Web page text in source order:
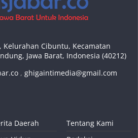
Kelurahan Cibuntu, Kecamatan
Jawa Barat, Indonesia (40212)
,ghigaintimedia@gmail.com
Daerah
Tentang Kami